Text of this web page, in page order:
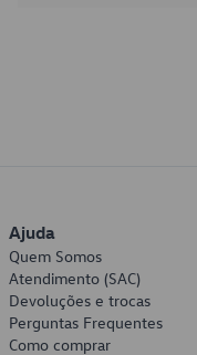
Ajuda
Quem Somos
Atendimento (SAC)
Devoluções e trocas
Perguntas Frequentes
Como comprar